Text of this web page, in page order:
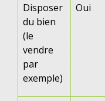
Disposer
du bien
(le
vendre
par
exemple)
Oui